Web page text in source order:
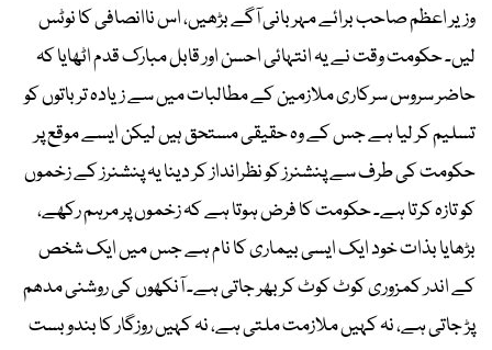
وزیر اعظم صاحب برائے مہربانی آگے بڑھیں، اس ناانصافی کا نوٹس
لیں۔ حکومت وقت نے یہ انتہائی احسن اور قابل مبارک قدم اٹھایا کہ
حاضر سروس سرکاری ملازمین کے مطالبات میں سے زیادہ تر باتوں کو
تسلیم کر لیا ہے جس کے وہ حقیقی مستحق ہیں لیکن ایسے موقع پر
حکومت کی طرف سے پنشنرز کو نظرانداز کر دینا یہ پنشنرز کے زخموں
کو تازہ کرتا ہے۔ حکومت کا فرض ہوتا ہے کہ زخموں پر مرہم رکھے،
بڑھایا بذات خود ایک ایسی بیماری کا نام ہے جس میں ایک شخص
کے اندر کمزوری کوٹ کوٹ کر بھر جاتی ہے۔ آنکھوں کی روشنی مدھم
پڑ جاتی ہے، نہ کہیں ملازمت ملتی ہے، نہ کہیں روزگار کا بندوبست